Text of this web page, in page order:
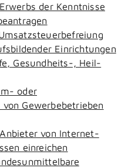
der Kenntnisse
Einrichtungen
Gesundheits-, Heil-
oder
Gewerbebetrieben
von Internet-
einreichen